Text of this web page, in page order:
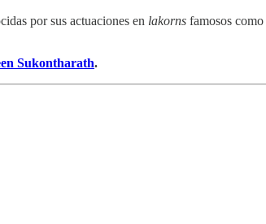
por sus actuaciones en lakorns famosos como
Sukontharath.